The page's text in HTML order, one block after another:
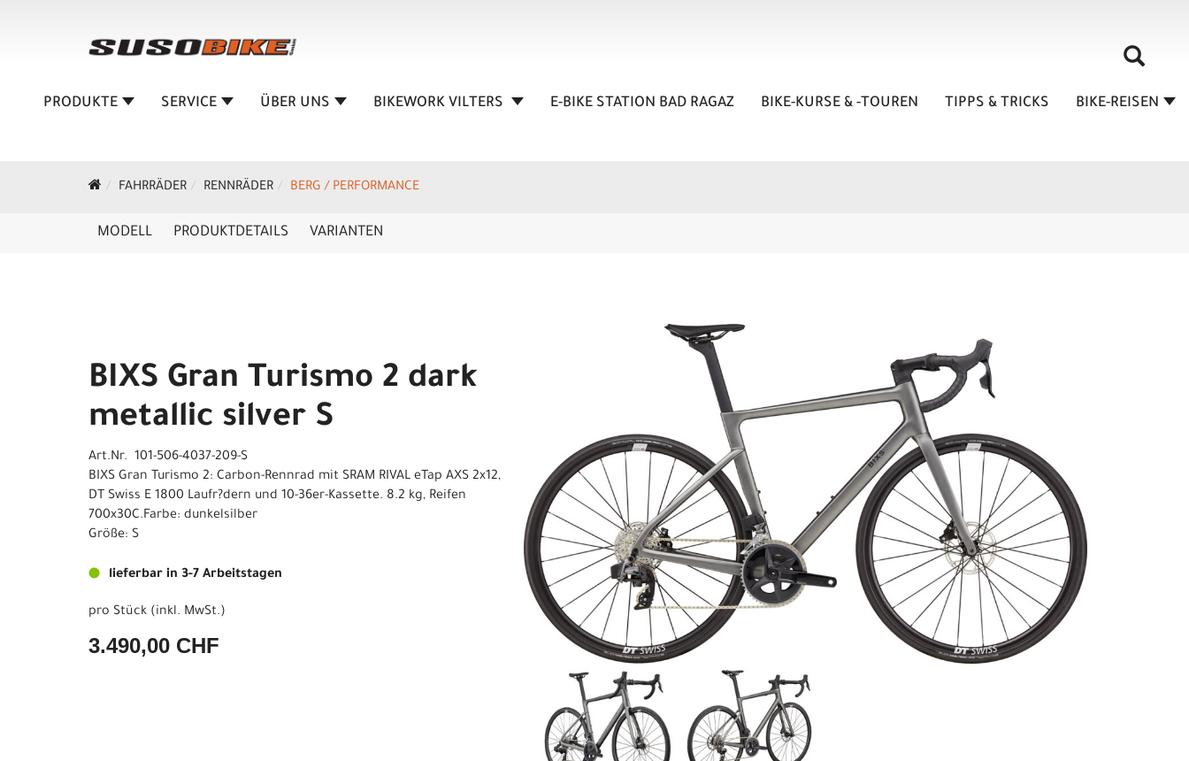
PRODUKTE SERVICE ÜBER UNS BIKEWORK VILTERS E-BIKE STATION BAD RAGAZ BIKE-KURSE & -TOUREN TIPPS & TRICKS BIKE-REISEN
FAHRRÄDER RENNRÄDER BERG / PERFORMANCE
MODELL PRODUKTDETAILS VARIANTEN
BIXS Gran Turismo 2 dark
metallic silver S
Art.Nr. 101-506-4037-209-S
BIXS Gran Turismo 2: Carbon-Rennrad mit SRAM RIVAL eTap AXS 2x12,
DT Swiss E 1800 Laufr?dern und 10-36er-Kassette. 8.2 kg, Reifen
700x30C.Farbe: dunkelsilber
Größe: S
lieferbar in 3-7 Arbeitstagen
pro Stück (inkl. MwSt.)
3.490,00 CHF